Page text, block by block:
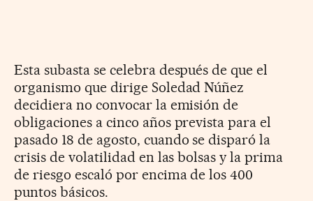
Esta subasta se celebra después de que el
organismo que dirige Soledad Núñez
decidiera no convocar la emisión de
obligaciones a cinco años prevista para el
pasado 18 de agosto, cuando se disparó la
crisis de volatilidad en las bolsas y la prima
de riesgo escaló por encima de los 400
puntos básicos.